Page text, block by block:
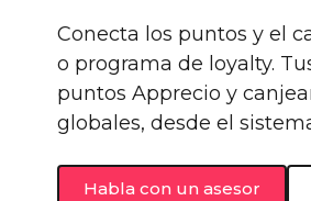
Conecta los puntos y el
o programa de loyalty.
puntos Apprecio y
globales, desde el
Habla con un asesor